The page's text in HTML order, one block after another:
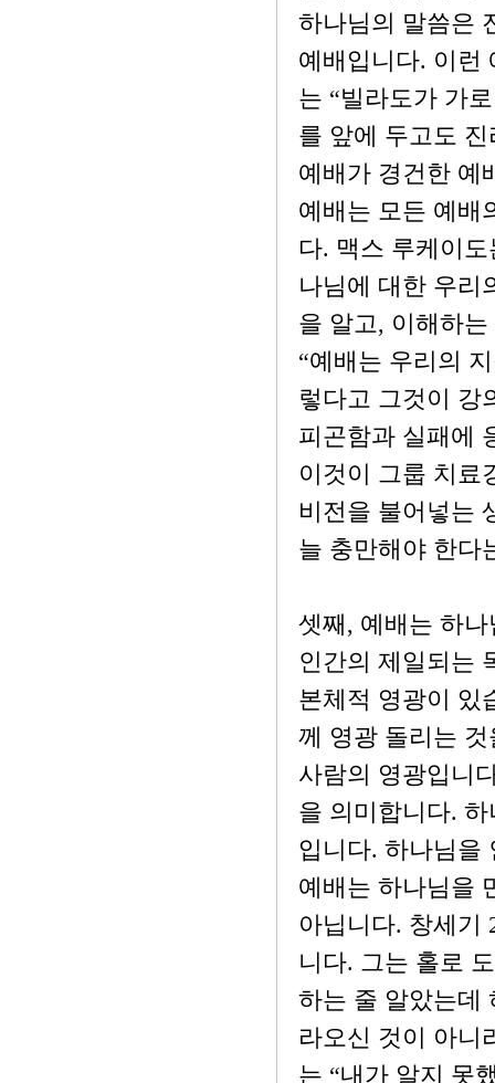
하나님의 말씀은
예배입니다. 이런
는 “빌라도가 가
를 앞에 두고도
예배가 경건한 예
예배는 모든 예배
다. 맥스 루케이
나님에 대한 우리
을 알고, 이해하
“예배는 우리의
렇다고 그것이 강
피곤함과 실패에
이것이 그룹 치료
비전을 불어넣는
늘 충만해야 한다
셋째, 예배는 하
인간의 제일되는
본체적 영광이 있
께 영광 돌리는
사람의 영광입니
을 의미합니다.
입니다. 하나님을
예배는 하나님을
아닙니다. 창세기
니다. 그는 홀로
하는 줄 알았는데
라오신 것이 아니
는 “내가 알지 못